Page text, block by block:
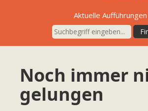
Aktuelle Aufführungen
Noch immer
gelungen